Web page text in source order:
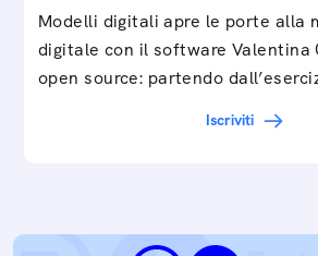
Modelli digitali apre le porte alla
digitale con il software Valentina
open source: partendo
Iscriviti